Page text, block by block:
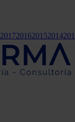
2017201620152014